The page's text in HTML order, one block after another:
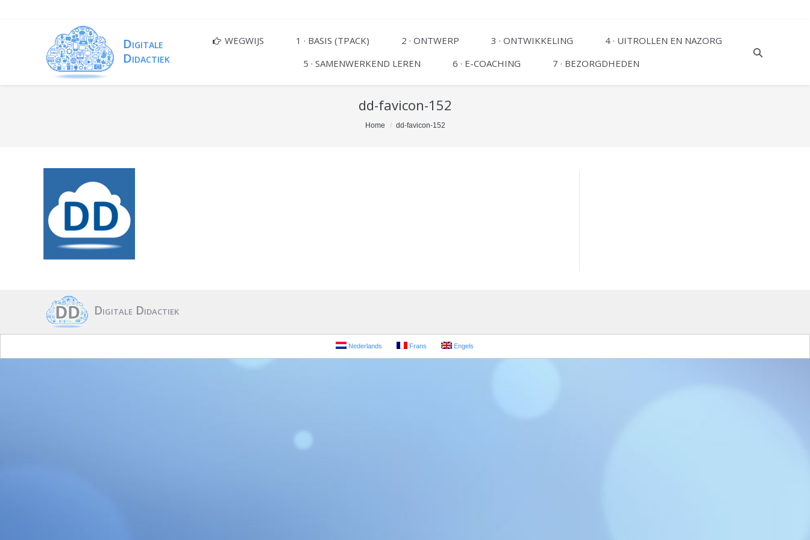
WEGWIJS 1 · BASIS (TPACK) 2 · ONTWERP 3 · ONTWIKKELING
4 · UITROLLEN EN NAZORG
5 · SAMENWERKEND LEREN
6 · E-COACHING 7 · BEZORGDHEDEN
dd-favicon-152
Home dd-favicon-152
Digitale Didactiek
Nederlands Frans Engels